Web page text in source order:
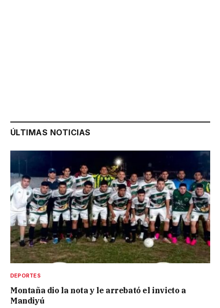
ÚLTIMAS NOTICIAS
DEPORTES
Montaña dio la nota y le arrebató el invicto a
Mandiyú